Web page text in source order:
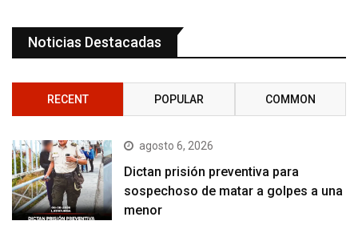
Noticias Destacadas
RECENT POPULAR COMMON
agosto 6, 2026
Dictan prisión preventiva para
sospechoso de matar a golpes a una
menor